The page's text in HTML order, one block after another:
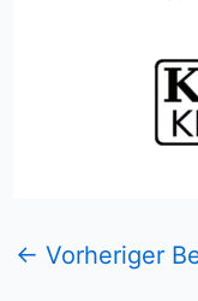
← Vorheriger